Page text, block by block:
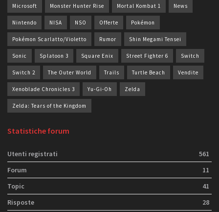
Microsoft Monster Hunter Rise Mortal Kombat 1 News
Nintendo NISA NSO Offerte Pokémon
Pokémon Scarlatto/Violetto Rumor Shin Megami Tensei
Sonic Splatoon 3 Square Enix Street Fighter 6 Switch
Switch 2 The Outer World Trails Turtle Beach Vendite
Xenoblade Chronicles 3 Yu-Gi-Oh Zelda
Zelda: Tears of the Kingdom
Statistiche forum
Utenti registrati
561
Forum
11
Topic
41
Risposte
28